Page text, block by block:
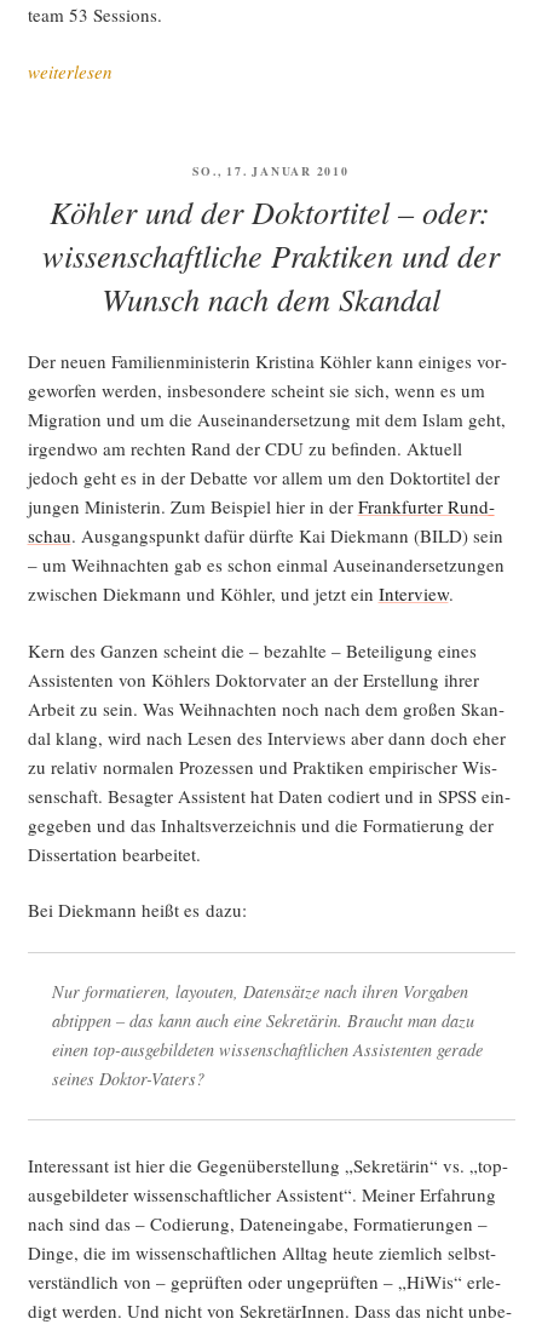
team 53 Sessions.
„Klei­
Polit­
weiterlesen
VERÖFFENTLICHT
SO., 17. JANUAR 2010
Köhler und der Doktortitel – oder:
wissenschaftliche Praktiken und der
Wunsch nach dem Skandal
Der neu­en Fami­li­en­mi­nis­te­rin Kris­ti­na Köh­ler kann eini­ges vor­
ge­wor­fen wer­den, ins­be­son­de­re scheint sie sich, wenn es um
Migra­ti­on und um die Aus­ein­an­der­set­zung mit dem Islam geht,
irgend­wo am rech­ten Rand der CDU zu befin­den. Aktu­ell
jedoch geht es in der Debat­te vor allem um den Dok­tor­ti­tel der
jun­gen Minis­te­rin. Zum Bei­spiel hier in der Frank­fur­ter Rund­
schau. Aus­gangs­punkt dafür dürf­te Kai Diek­mann (BILD) sein
– um Weih­nach­ten gab es schon ein­mal Aus­ein­an­der­set­zun­gen
zwi­schen Diek­mann und Köh­ler, und jetzt ein Inter­view.
Kern des Gan­zen scheint die – bezahl­te – Betei­li­gung eines
Assis­ten­ten von Köh­lers Dok­tor­va­ter an der Erstel­lung ihrer
Arbeit zu sein. Was Weih­nach­ten noch nach dem gro­ßen Skan­
dal klang, wird nach Lesen des Inter­views aber dann doch eher
zu rela­tiv nor­ma­len Pro­zes­sen und Prak­ti­ken empi­ri­scher Wis­
sen­schaft. Besag­ter Assis­tent hat Daten codiert und in SPSS ein­
ge­ge­ben und das Inhalts­ver­zeich­nis und die For­ma­tie­rung der
Dis­ser­ta­ti­on bearbeitet.
Bei Diek­mann heißt es dazu:
Nur for­ma­tie­ren, lay­ou­ten, Daten­sät­ze nach ihren Vor­ga­ben
abtip­pen – das kann auch eine Sekre­tä­rin. Braucht man dazu
einen top-aus­ge­bil­de­ten wis­sen­schaft­li­chen Assis­ten­ten gera­de
sei­nes Doktor-Vaters?
Inter­es­sant ist hier die Gegen­über­stel­lung „Sekre­tä­rin“ vs. „top-
aus­ge­bil­de­ter wis­sen­schaft­li­cher Assis­tent“. Mei­ner Erfah­rung
nach sind das – Codie­rung, Daten­ein­ga­be, For­ma­tie­run­gen –
Din­ge, die im wis­sen­schaft­li­chen All­tag heu­te ziem­lich selbst­
ver­ständ­lich von – geprüf­ten oder unge­prüf­ten – „HiWis“ erle­
digt wer­den. Und nicht von Sekre­tä­rIn­nen. Dass das nicht unbe­